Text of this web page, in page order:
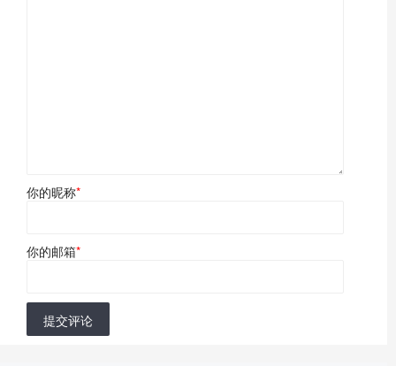
你的昵称*
你的邮箱*
提交评论